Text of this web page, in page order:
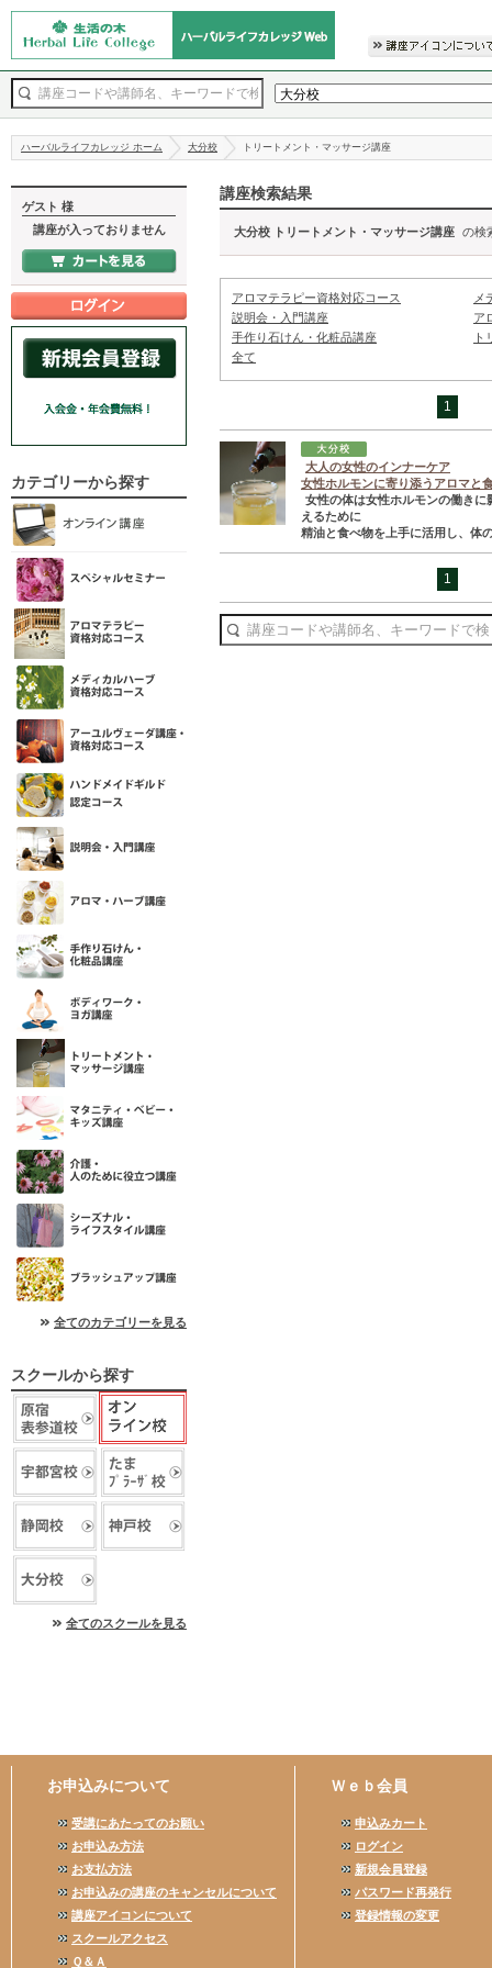
ハーバルライフカレッジ ホーム 大分校 トリートメント・マッサージ講座
ゲスト 様
講座が入っておりません
カテゴリーから探す
全てのカテゴリーを見る
スクールから探す
全てのスクールを見る
講座検索結果
大分校 トリートメント・マッサージ講座 の検
アロマテラピー資格対応コース
メ
説明会・入門講座
ア
手作り石けん・化粧品講座
ト
全て
1
大人の女性のインナーケア
女性ホルモンに寄り添うアロマと
女性の体は女性ホルモンの働き
えるために
精油と食べ物を上手に活用し、体
1
お申込みについて
受講にあたってのお願い
お申込み方法
お支払方法
お申込みの講座のキャンセルについて
講座アイコンについて
スクールアクセス
Ｑ＆Ａ
Ｗｅｂ会員
申込みカート
ログイン
新規会員登録
パスワード再発行
登録情報の変更